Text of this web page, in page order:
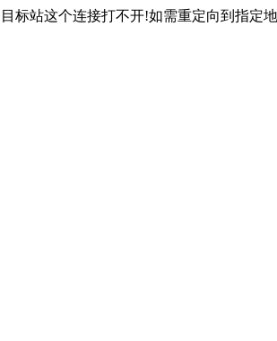
标站这个连接打不开!如需重定向到指定